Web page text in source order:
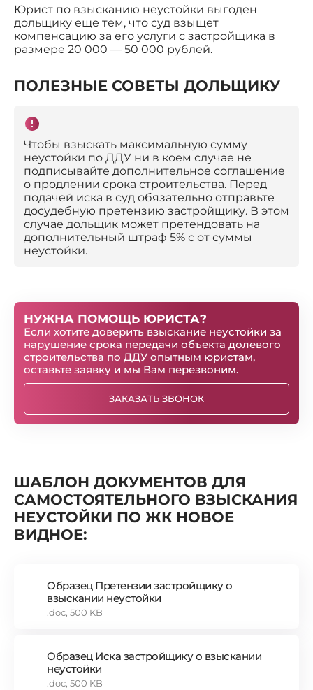
Юрист по взысканию неустойки выгоден
дольщику еще тем, что суд взыщет
компенсацию за его услуги с застройщика в
размере 20 000 — 50 000 рублей.
ПОЛЕЗНЫЕ СОВЕТЫ ДОЛЬЩИКУ
Чтобы взыскать максимальную сумму
неустойки по ДДУ ни в коем случае не
подписывайте дополнительное соглашение
о продлении срока строительства. Перед
подачей иска в суд обязательно отправьте
досудебную претензию застройщику. В этом
случае дольщик может претендовать на
дополнительный штраф 5% с от суммы
неустойки.
НУЖНА ПОМОЩЬ ЮРИСТА?
Если хотите доверить взыскание неустойки за
нарушение срока передачи объекта долевого
строительства по ДДУ опытным юристам,
оставьте заявку и мы Вам перезвоним.
ЗАКАЗАТЬ ЗВОНОК
ШАБЛОН ДОКУМЕНТОВ ДЛЯ
САМОСТОЯТЕЛЬНОГО ВЗЫСКАНИЯ
НЕУСТОЙКИ ПО ЖК НОВОЕ
ВИДНОЕ:
Образец Претензии застройщику о
взыскании неустойки
.doc, 500 KB
Образец Иска застройщику о взыскании
неустойки
.doc, 500 KB